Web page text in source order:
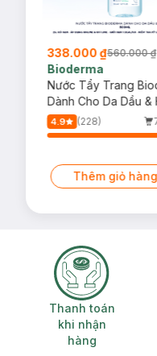
Màu Trắng
338.000 ₫560.000 ₫
Bioderma
Nước Tẩy Trang
Dành Cho Da Dầu &
500ml
4.9 (228)
Thêm giỏ hàng
Thanh toán
Thanh toán
khi nhận
hàng